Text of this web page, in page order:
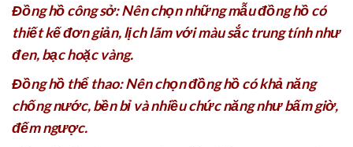
Đồng hồ công sở: Nên chọn những mẫu đồng hồ có
thiết kế đơn giản, lịch lãm với màu sắc trung tính như
đen, bạc hoặc vàng.
Đồng hồ thể thao: Nên chọn đồng hồ có khả năng
chống nước, bền bỉ và nhiều chức năng như bấm giờ,
đếm ngược.